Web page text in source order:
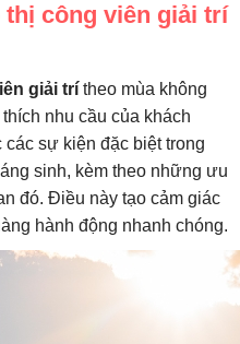
thị công viên giải trí
giải trí theo mùa không
nhu cầu của khách
các sự kiện đặc biệt trong
sinh, kèm theo những ưu
đó. Điều này tạo cảm giác
hành động nhanh chóng.